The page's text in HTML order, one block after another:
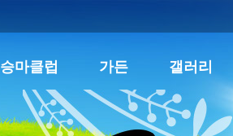
승마클럽 가든 갤러리